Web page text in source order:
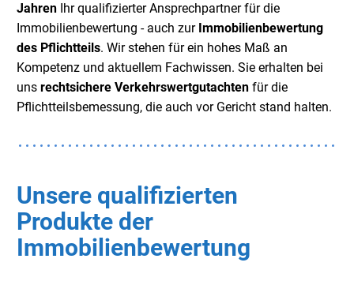
Jahren Ihr qualifizierter Ansprechpartner für die
Immobilienbewertung - auch zur Immobilienbewertung
des Pflichtteils. Wir stehen für ein hohes Maß an
Kompetenz und aktuellem Fachwissen. Sie erhalten bei
uns rechtsichere Verkehrswertgutachten für die
Pflichtteilsbemessung, die auch vor Gericht stand halten.
Unsere qualifizierten
Produkte der
Immobilienbewertung